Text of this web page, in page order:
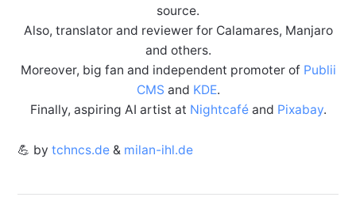
source.
Also, translator and reviewer for Calamares, Manjaro
and others.
Moreover, big fan and independent promoter of Publii
CMS and KDE.
Finally, aspiring AI artist at Nightcaféand Pixabay.
💪 by tchncs.de& milan-ihl.de